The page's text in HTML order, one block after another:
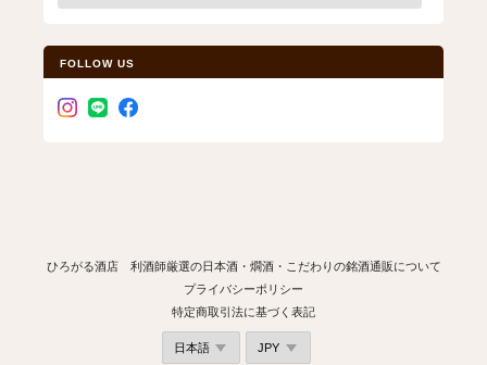
FOLLOW US
ひろがる酒店 利酒師厳選の日本酒・燗酒・こだわりの銘酒通販について
プライバシーポリシー
特定商取引法に基づく表記